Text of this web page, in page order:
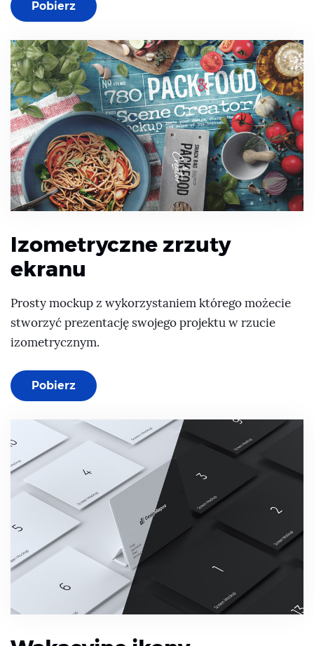
Pobierz
Izometryczne zrzuty
ekranu
Prosty mockup z wykorzystaniem którego możecie
stworzyć prezentację swojego projektu w rzucie
izometrycznym.
Pobierz